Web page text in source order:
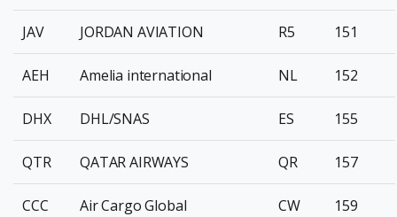
JAV JORDAN AVIATION R5 151
AEH Amelia international NL 152
DHX DHL/SNAS ES 155
QTR QATAR AIRWAYS QR 157
CCC Air Cargo Global CW 159